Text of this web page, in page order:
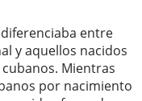
entre
y aquellos nacidos
Mientras
por nacimiento